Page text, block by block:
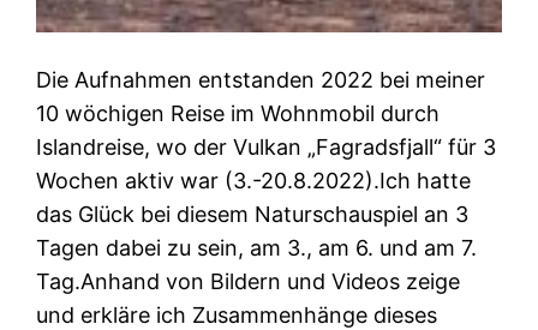
Die Aufnahmen entstanden 2022 bei meiner
10 wöchigen Reise im Wohnmobil durch
Islandreise, wo der Vulkan „Fagradsfjall“ für 3
Wochen aktiv war (3.-20.8.2022).Ich hatte
das Glück bei diesem Naturschauspiel an 3
Tagen dabei zu sein, am 3., am 6. und am 7.
Tag.Anhand von Bildern und Videos zeige
und erkläre ich Zusammenhänge dieses